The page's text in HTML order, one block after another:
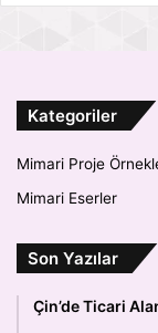
Kategoriler
Mimari Proje
Mimari Eserler
Son Yazılar
Çin’de Ticari